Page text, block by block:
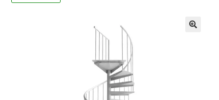
Ringhiere e balaustre
menu